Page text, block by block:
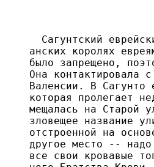
Сагунтский
анских королях
было запрещено,
Она контактировала
Валенсии. В
которая пролегает
мещалась на Старой
зловещее название
отстроенной на
другое место --
все свои кровавые